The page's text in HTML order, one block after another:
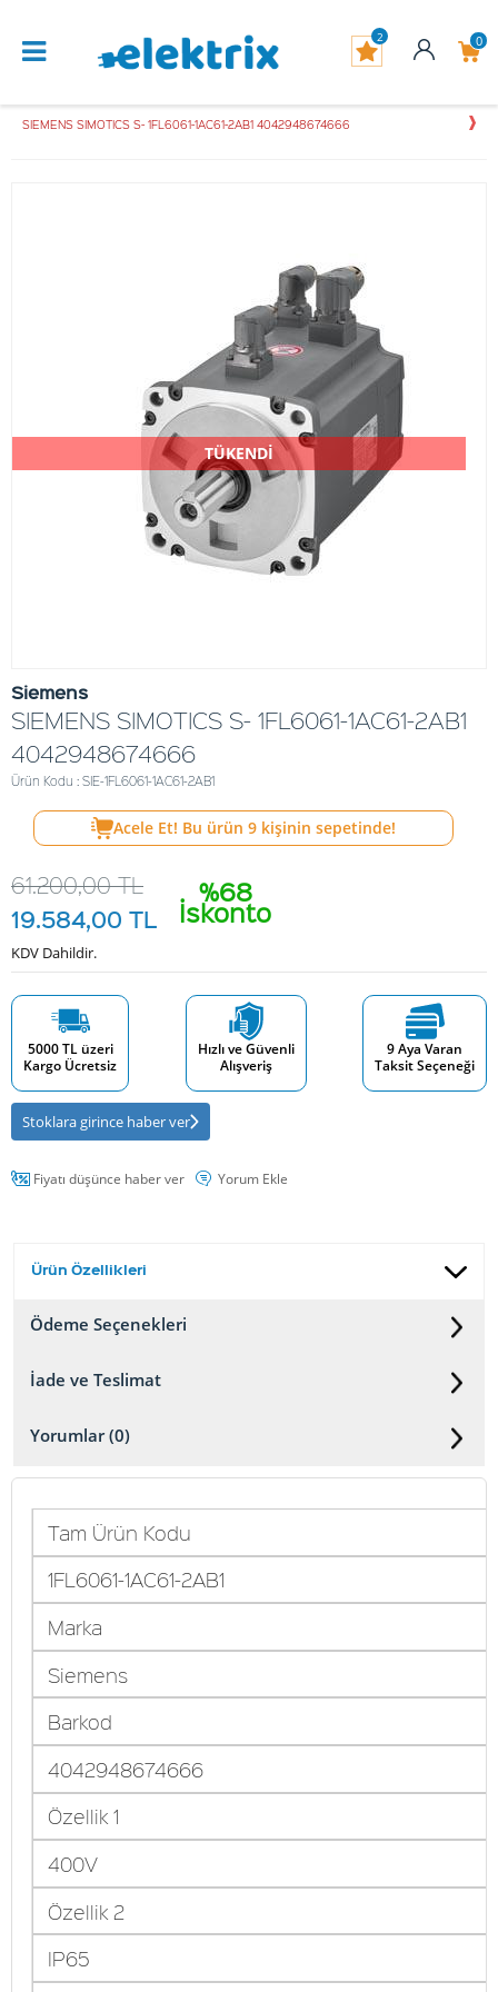
0
2
SIEMENS SIMOTICS S- 1FL6061-1AC61-2AB1 4042948674666
TÜKENDİ
Siemens
SIEMENS SIMOTICS S- 1FL6061-1AC61-2AB1
4042948674666
Ürün Kodu : SIE-1FL6061-1AC61-2AB1
Acele Et! Bu ürün 9 kişinin sepetinde!
%68
İskonto
61.200,00TL
19.584,00 TL
KDV Dahildir.
5000 TL üzeri
Kargo Ücretsiz
Hızlı ve Güvenli
Alışveriş
9 Aya Varan
Taksit Seçeneği
Stoklara girince haber ver
Fiyatı düşünce haber ver Yorum Ekle
Ürün Özellikleri
Ödeme Seçenekleri
İade ve Teslimat
Yorumlar (0)
Tam Ürün Kodu
1FL6061-1AC61-2AB1
Marka
Siemens
Barkod
4042948674666
Özellik 1
400V
Özellik 2
IP65